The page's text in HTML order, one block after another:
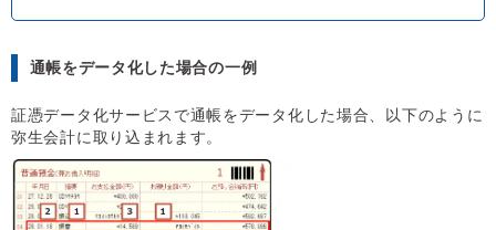
通帳をデータ化した場合の一例
証憑データ化サービスで通帳をデータ化した場合、以下のように
弥生会計に取り込まれます。